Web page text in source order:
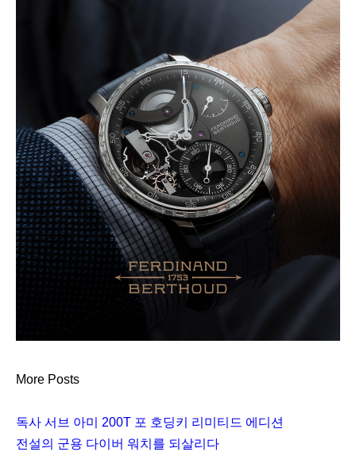
More Posts
독사 서브 아미 200T 포 호딩키 리미티드 에디션
전설의 군용 다이버 워치를 되살리다